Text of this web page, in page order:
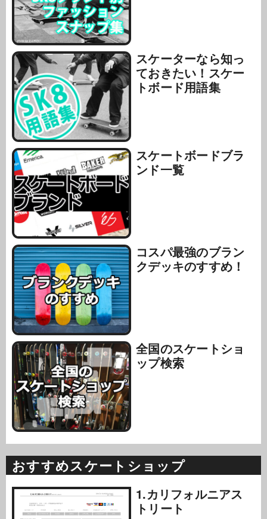
スケーターなら知っ
ておきたい！スケー
トボード用語集
スケートボードブラ
ンド一覧
コスパ最強のブラン
クデッキのすすめ！
全国のスケートショ
ップ検索
おすすめスケートショップ
1.カリフォルニアス
トリート